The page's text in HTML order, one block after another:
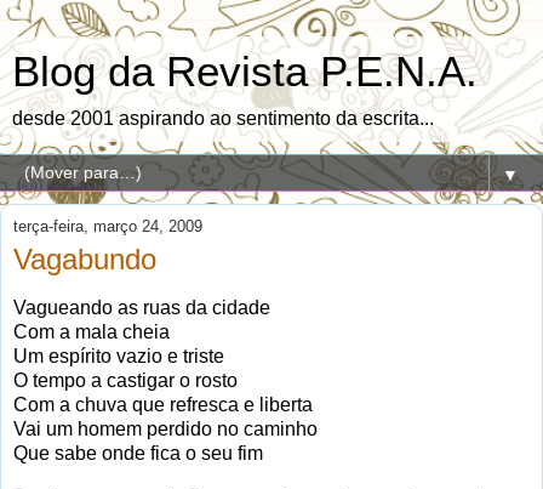
Blog da Revista P.E.N.A.
desde 2001 aspirando ao sentimento da escrita...
▼
terça-feira, março 24, 2009
Vagabundo
Vagueando as ruas da cidade
Com a mala cheia
Um espírito vazio e triste
O tempo a castigar o rosto
Com a chuva que refresca e liberta
Vai um homem perdido no caminho
Que sabe onde fica o seu fim